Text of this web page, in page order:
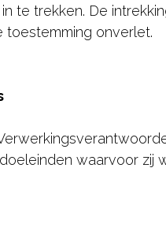
te trekken. De
toestemming onverlet.
waarvoor zij